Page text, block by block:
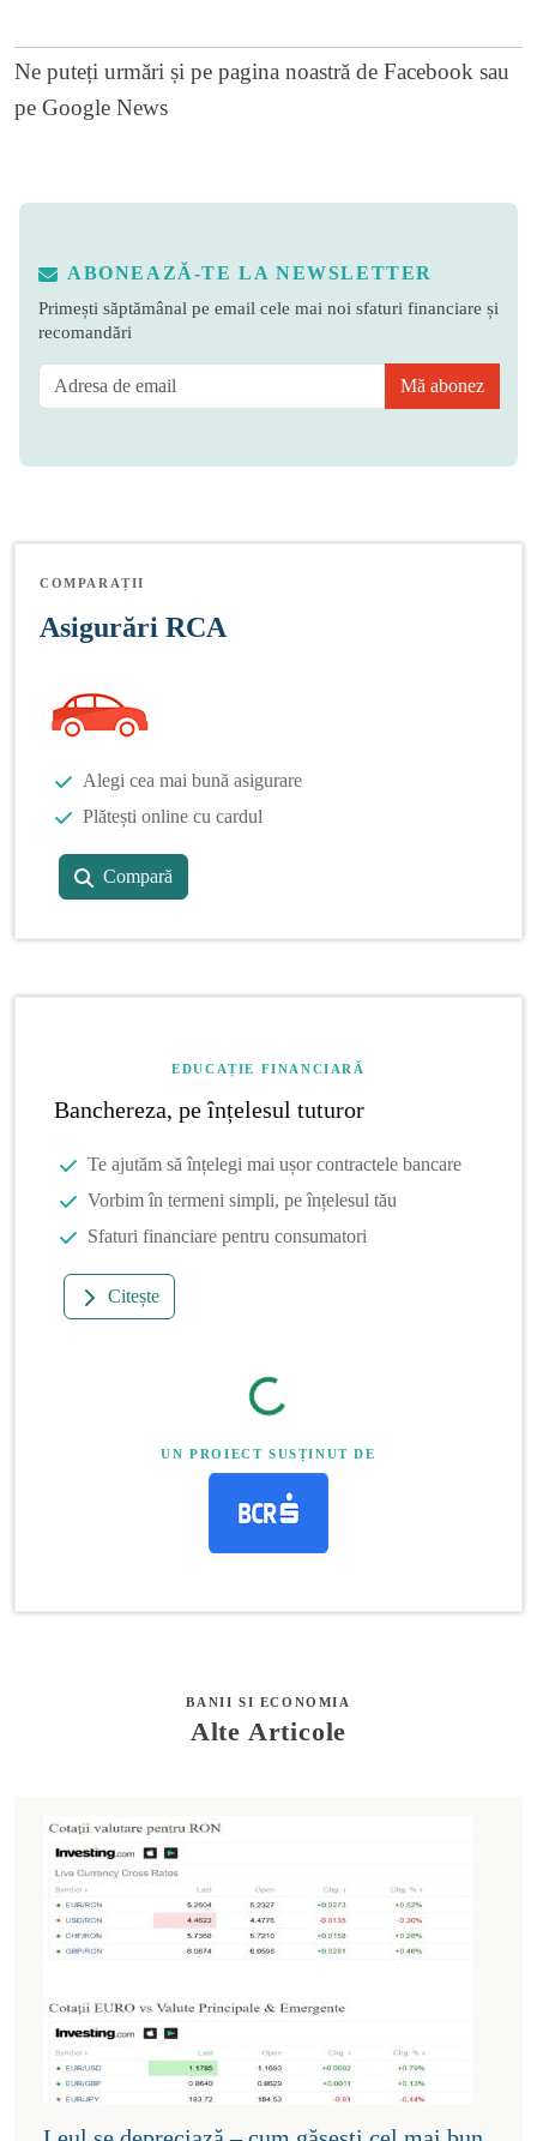
Ne puteți urmări și pe pagina noastră de Facebook sau
pe Google News
ABONEAZĂ-TE LA NEWSLETTER
Primești săptămânal pe email cele mai noi sfaturi financiare și
recomandări
Mă abonez
COMPARAȚII
Asigurări RCA
Alegi cea mai bună asigurare
Plătești online cu cardul
Compară
EDUCAȚIE FINANCIARĂ
Banchereza, pe înțelesul tuturor
Te ajutăm să înțelegi mai ușor contractele bancare
Vorbim în termeni simpli, pe înțelesul tău
Sfaturi financiare pentru consumatori
Citește
UN PROIECT SUSȚINUT DE
BANII SI ECONOMIA
Alte Articole